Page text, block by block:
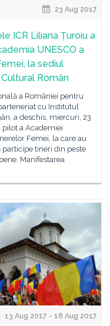
23 Aug 2017
ICR Liliana Țuroiu a
UNESCO a
la sediul
Român
a României pentru
cu Institutul
a deschis, miercuri, 23
pilot a Academiei
Femei, la care au
participe tineri din peste
Manifestarea
13 Aug 2017 - 18 Aug 2017